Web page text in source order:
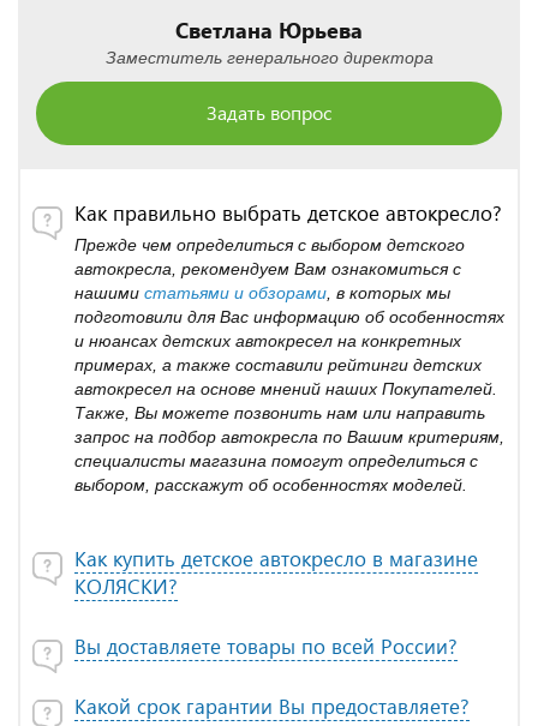
Светлана Юрьева
Заместитель генерального директора
Задать вопрос
Как правильно выбрать детское автокресло?
Прежде чем определиться с выбором детского
автокресла, рекомендуем Вам ознакомиться с
нашими статьями и обзорами , в которых мы
подготовили для Вас информацию об особенностях
и нюансах детских автокресел на конкретных
примерах, а также составили рейтинги детских
автокресел на основе мнений наших Покупателей.
Также, Вы можете позвонить нам или направить
запрос на подбор автокресла по Вашим критериям,
специалисты магазина помогут определиться с
выбором, расскажут об особенностях моделей.
Как купить детское автокресло в магазине
КОЛЯСКИ?
Вы доставляете товары по всей России?
Какой срок гарантии Вы предоставляете?